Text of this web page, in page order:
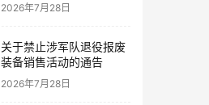
2026年7月28日
关于禁止涉军队退役报废
装备销售活动的通告
2026年7月28日